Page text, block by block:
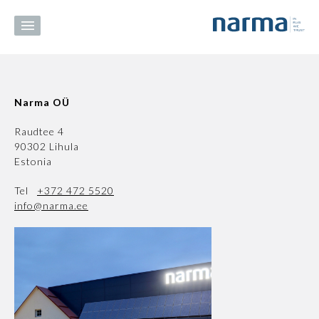
Narma OÜ
Raudtee 4
90302 Lihula
Estonia
Tel +372 472 5520
info@narma.ee